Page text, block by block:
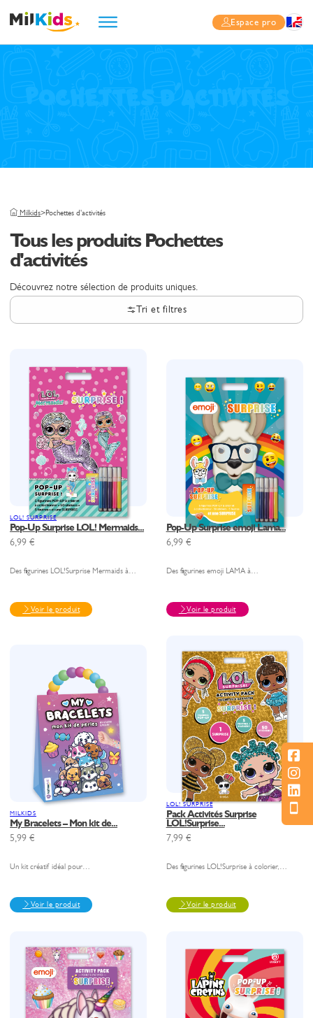
Espace pro
Milkids>Pochettes d'activités
Tous les produits Pochettes
d'activités
Découvrez notre sélection de produits uniques.
Tri et filtres
LOL! SURPRISE
Pop-Up Surprise LOL! Mermaids...
6,99€
Des figurines LOL!Surprise Mermaids à…
Voir le produit
Pop-Up Surprise emoji Lama...
6,99 €
Des figurines emoji LAMA à…
Voir le produit
MILKIDS
My Bracelets – Mon kit de...
5,99€
Un kit créatif idéal pour…
Voir le produit
LOL! SURPRISE
Pack Activités Surprise
LOL!Surprise...
7,99 €
Des figurines LOL!Surprise à colorier,…
Voir le produit